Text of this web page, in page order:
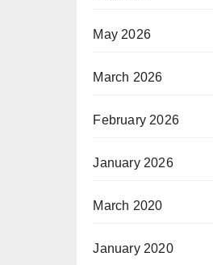
May 2026
March 2026
February 2026
January 2026
March 2020
January 2020